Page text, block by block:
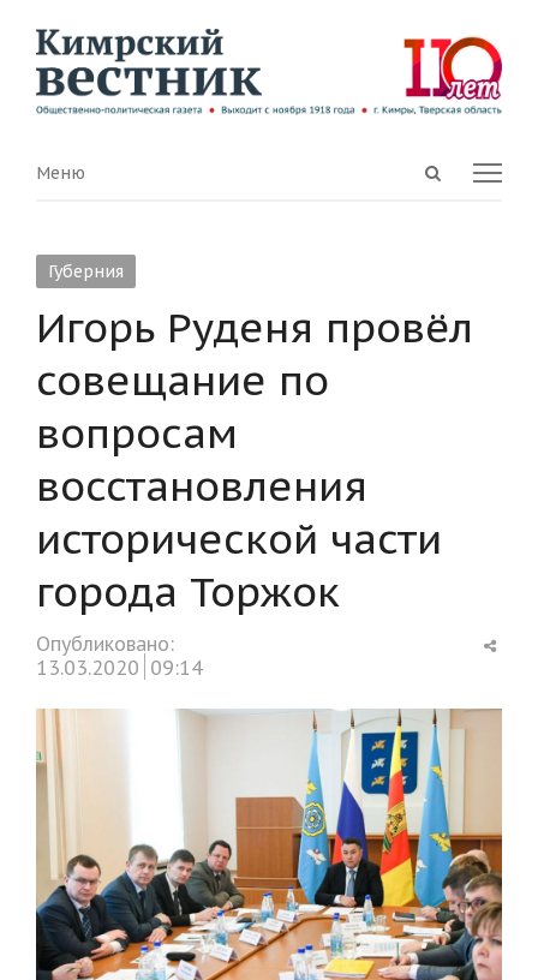
Open
Menu
Меню
Губерния
Игорь Руденя провёл
совещание по
вопросам
восстановления
исторической части
города Торжок
Опубликовано:
13.03.2020 09:14